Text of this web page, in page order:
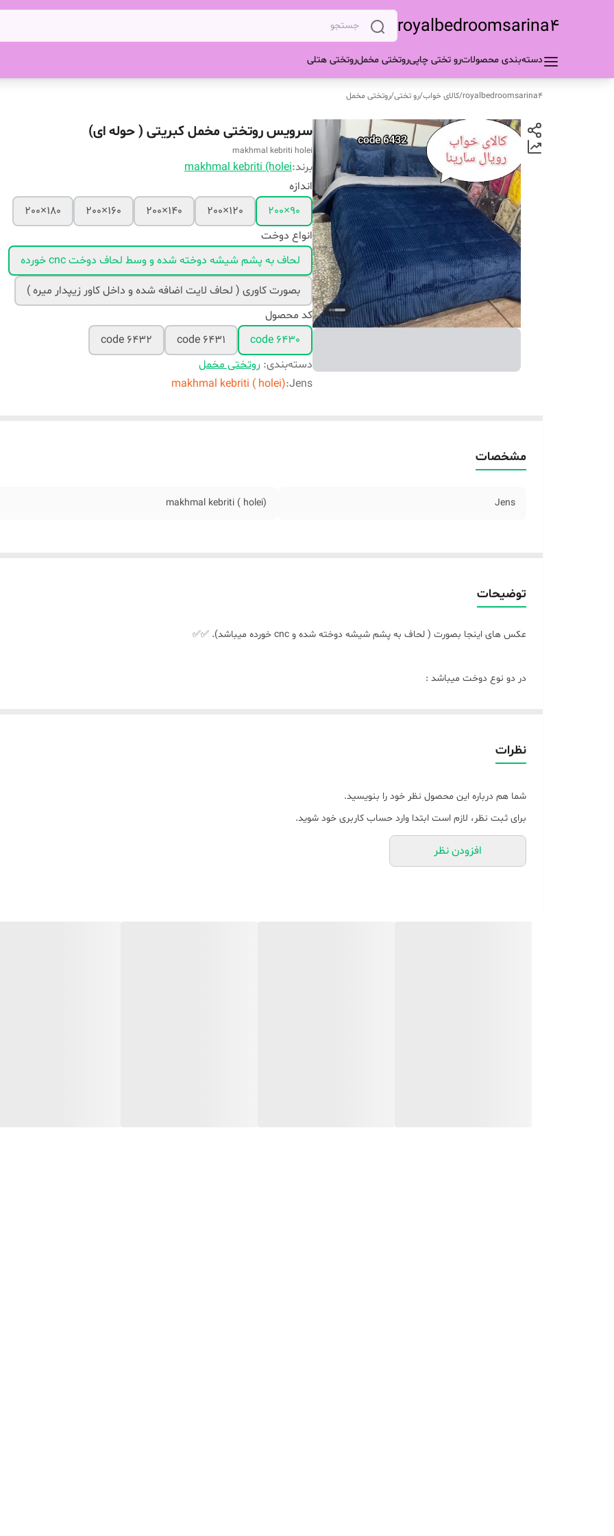
royalbedroomsarina4
دسته‌بندی محصولاترو تختی چاپیروتختی مخملروتختی هتلی
royalbedroomsarina4
/کالای خواب/رو تختی/روتختی مخمل
سرویس روتختی مخمل کبریتی ( حوله ای)
makhmal kebriti holei
برند:makhmal kebriti (holei
اندازه
90×200
120×200
140×200
160×200
180×200
انواع دوخت
لحاف به پشم شیشه دوخته شده و وسط لحاف دوخت cnc خورده
بصورت کاوری ( لحاف لایت اضافه شده و داخل کاور زیپدار میره )
کد محصول
code 6430
code 6431
code 6432
دسته‌بندی: روتختی مخمل
Jens
:
makhmal kebriti ( holei)
مشخصات
Jens
makhmal kebriti ( holei)
توضیحات
عکس های اینجا بصورت ( لحاف به پشم شیشه دوخته شده و cnc خورده میباشد). ✅✅
در دو نوع دوخت میباشد :
زیپدار هست به همدیگر وصل میشود و دیگه لحاف لایت جابجا نمیشود ، ( در این دوخت دوخت وسط روی لحاف لایت انجام میشود ، )
نظرات
شما هم درباره این محصول نظر خود را بنویسید.
برای ثبت نظر، لازم است ابتدا وارد حساب کاربری خود شوید.
افزودن نظر